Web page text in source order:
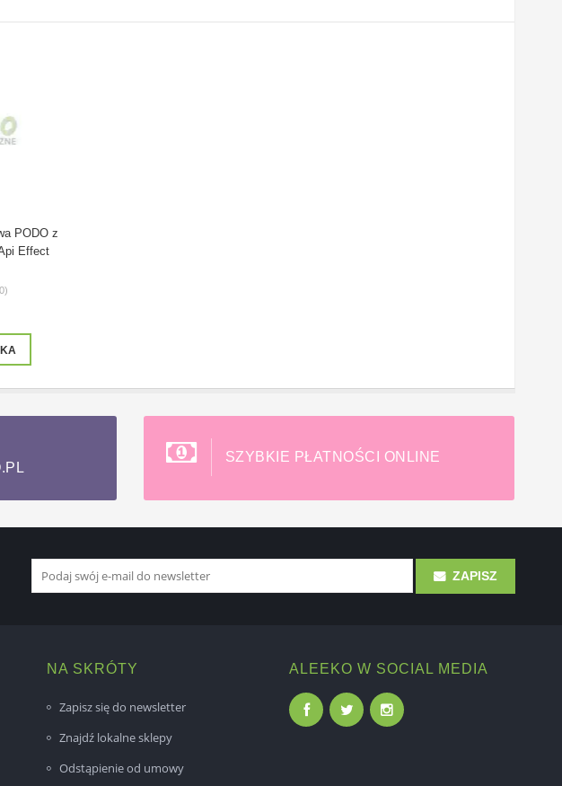
PODO z
Effect
SZYBKIE PŁATNOŚCI ONLINE
ZAPISZ
NA SKRÓTY
Zapisz się do newsletter
Znajdź lokalne sklepy
Odstąpienie od umowy
ALEEKO W SOCIAL MEDIA